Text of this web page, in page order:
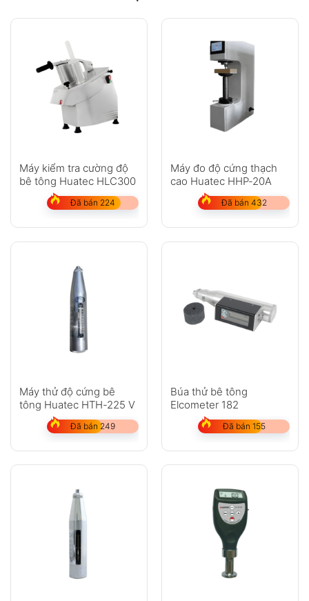
Máy kiểm tra cường độ
bê tông Huatec HLC300
Đã bán 224
Máy đo độ cứng thạch
cao Huatec HHP-20A
Đã bán 432
Máy thử độ cứng bê
tông Huatec HTH-225 V
Đã bán 249
Búa thử bê tông
Elcometer 182
Đã bán 155